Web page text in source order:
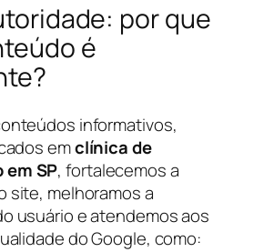
por que
é
informativos,
emclínica de
SP, fortalecemos a
site, melhoramos a
usuário e atendemos aos
do Google, como: